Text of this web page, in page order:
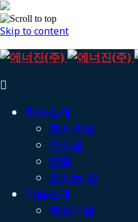
Skip to content
회사소개
회사개요
인사말
연혁
오시는 길
기술소개
핵심기술